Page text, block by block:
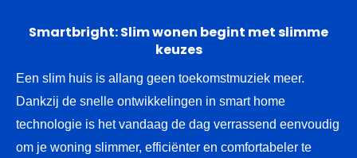
Smartbright: Slim wonen begint met slimme
keuzes
Een slim huis is allang geen toekomstmuziek meer.
Dankzij de snelle ontwikkelingen in smart home
technologie is het vandaag de dag verrassend eenvoudig
om je woning slimmer, efficiënter en comfortabeler te